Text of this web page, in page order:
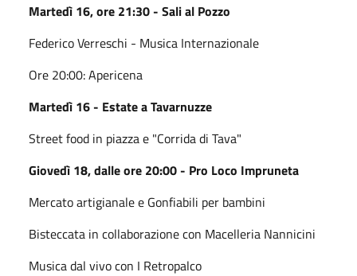
Martedì 16, ore 21:30 - Sali al Pozzo
Federico Verreschi - Musica Internazionale
Ore 20:00: Apericena
Martedì 16 - Estate a Tavarnuzze
Street food in piazza e "Corrida di Tava"
Giovedì 18, dalle ore 20:00 - Pro Loco Impruneta
Mercato artigianale e Gonfiabili per bambini
Bisteccata in collaborazione con Macelleria Nannicini
Musica dal vivo con I Retropalco